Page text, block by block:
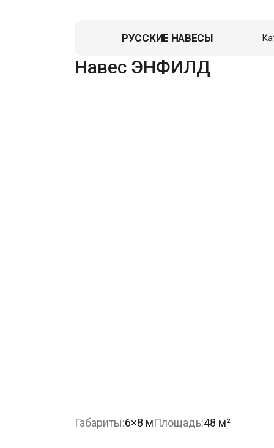
РУССКИЕ НАВЕСЫ
Навес ЭНФИЛД
Габариты:6×8 мПлощадь:48 м²